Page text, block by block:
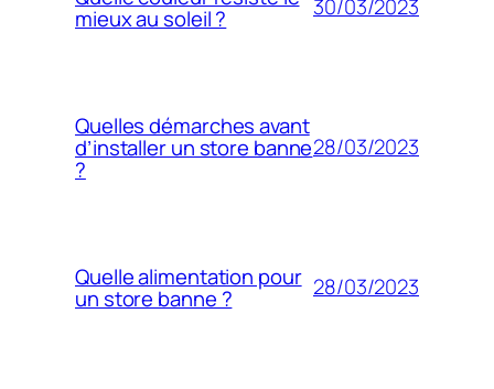
mieux au soleil ? 30/03/2023
Quelles démarches avant
d’installer un store banne
?
28/03/2023
Quelle alimentation pour
un store banne ? 28/03/2023